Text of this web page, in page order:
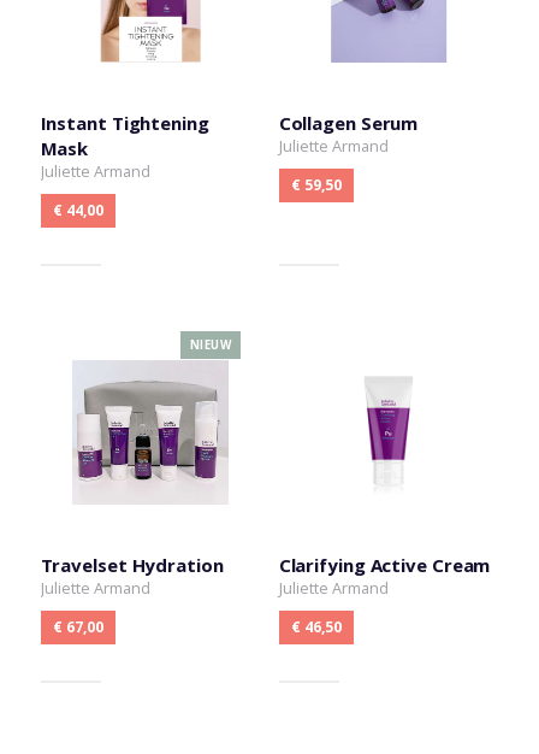
Instant Tightening
Mask
Juliette Armand
€ 44,00
Collagen Serum
Juliette Armand
€ 59,50
Travelset Hydration
Juliette Armand
€ 67,00
NIEUW
Clarifying Active Cream
Juliette Armand
€ 46,50